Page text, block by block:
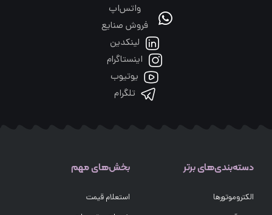
واتس‌اپ
فروش صنایع
لینکدین
اینستاگرام
یوتیوب
تلگرام
دسته‌بندی‌های برتر
الکتروموتورها
بخش‌های مهم
استعلام قیمت